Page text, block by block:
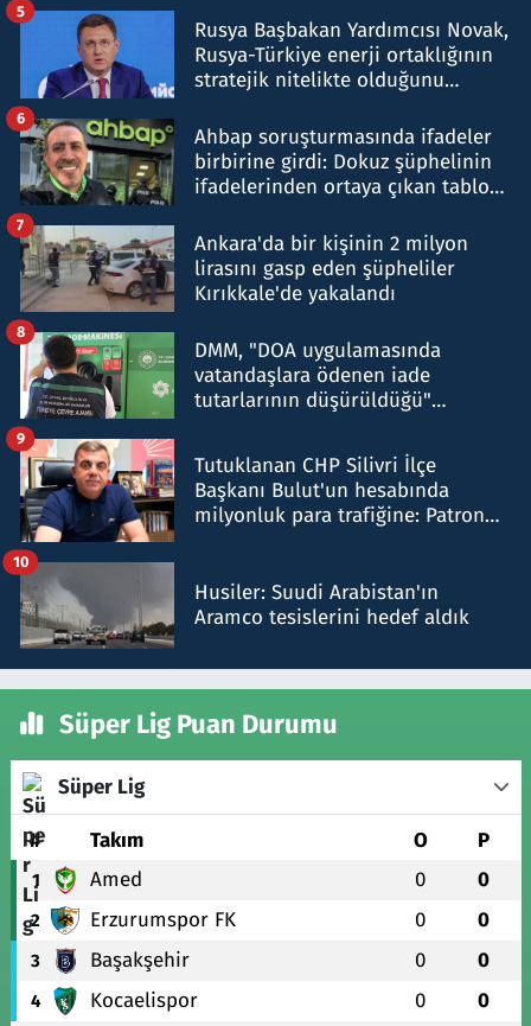
Rusya Başbakan Yardımcısı Novak,
Rusya-Türkiye enerji ortaklığının
stratejik nitelikte olduğunu
5
Ahbap soruşturmasında ifadeler
birbirine girdi: Dokuz şüphelinin
ifadelerinden ortaya çıkan tablo
6
Ankara'da bir kişinin 2 milyon
lirasını gasp eden şüpheliler
Kırıkkale'de yakalandı
7
DMM, "DOA uygulamasında
vatandaşlara ödenen iade
tutarlarının düşürüldüğü"
8
Tutuklanan CHP Silivri İlçe
Başkanı Bulut'un hesabında
milyonluk para trafiğine: Patron
9
Husiler: Suudi Arabistan'ın
Aramco tesislerini hedef aldık
10
Süper Lig Puan Durumu
Süper Lig
# Takım O P
1 Amed 0 0
2 Erzurumspor FK 0 0
3 Başakşehir 0 0
4 Kocaelispor 0 0